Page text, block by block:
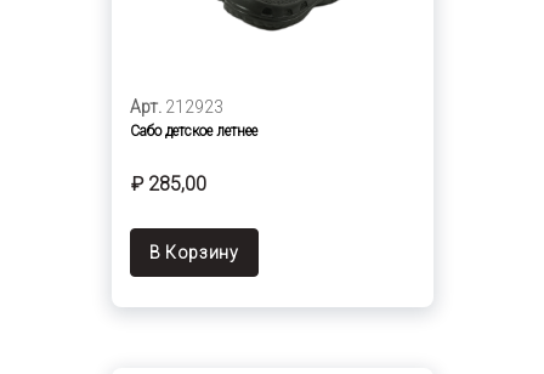
Арт. 212923
Сабо детское летнее
₽ 285,00
В Корзину